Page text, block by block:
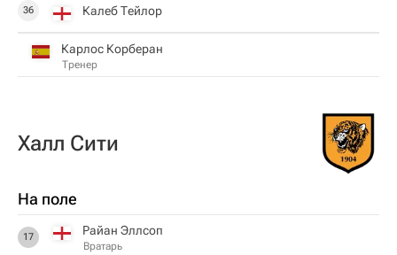
36 Калеб Тейлор
Карлос Корберан
Тренер
Халл Сити
На поле
17 Райан Эллсоп
Вратарь